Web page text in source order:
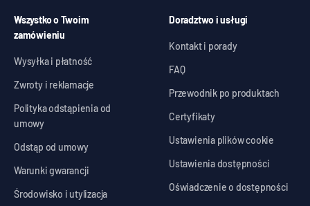
Wszystko o Twoim
zamówieniu
Wysyłka i płatność
Zwroty i reklamacje
Polityka odstąpienia od
umowy
Odstąp od umowy
Warunki gwarancji
Środowisko i utylizacja
Doradztwo i usługi
Kontakt i porady
FAQ
Przewodnik po produktach
Certyfikaty
Ustawienia plików cookie
Ustawienia dostępności
Oświadczenie o dostępności